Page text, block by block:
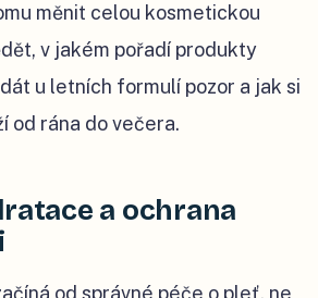
měnit celou kosmetickou
v jakém pořadí produkty
u letních formulí pozor a jak si
od rána do večera.
a ochrana
od správné péče o pleť, ne